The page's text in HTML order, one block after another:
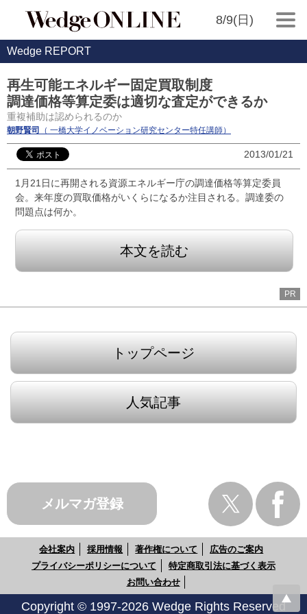
8/9(日)
Wedge REPORT
再生可能エネルギー固定買取制度
調達価格等算定委は適切な査定ができるか
重複補助は認められるのか
朝野賢司 （ 一橋大学イノベーション研究センター特任講師）
2013/01/21
1月21日に再開される資源エネルギー庁の調達価格等算定委員
会。来年度の買取価格がいくらになるか注目される。調達委の
問題点は何か。
本文を読む
PR
トップページ
人気記事
メルマガ登録
会社案内 採用情報 著作権について
広告のご案内
プライバシーポリシーについて
特定商取引法に基づく表示
お問い合わせ
Copyright © 1997-2026 Wedge Rights Reserved